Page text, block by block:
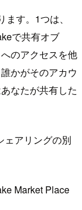
す。1つは、
で共有オブ
のアクセスを他
かがそのアカウ
なたが共有した
ェアリングの別
Market Place